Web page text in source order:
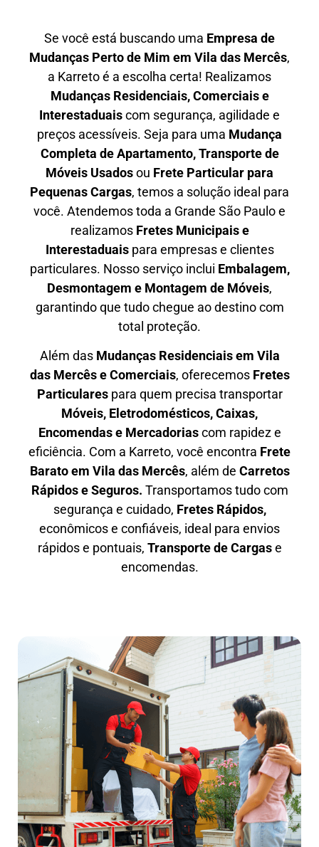
Se você está buscando uma Empresa de
Mudanças Perto de Mim em Vila das Mercês,
a Karreto é a escolha certa! Realizamos
Mudanças Residenciais, Comerciais e
Interestaduaiscom segurança, agilidade e
preços acessíveis. Seja para uma Mudança
Completa de Apartamento, Transporte de
Móveis Usadosou Frete Particular para
Pequenas Cargas, temos a solução ideal para
você. Atendemostoda a Grande São Pauloe
realizamos Fretes Municipais e
Interestaduaispara empresas e clientes
particulares. Nosso serviço inclui Embalagem,
Desmontagem e Montagem de Móveis,
garantindo que tudo chegue ao destino com
total proteção.
Além das Mudanças Residenciais em Vila
das Mercês e Comerciais, oferecemos Fretes
Particularespara quem precisa transportar
Móveis, Eletrodomésticos, Caixas,
Encomendas e Mercadoriascom rapidez e
eficiência. Com a Karreto, você encontra Frete
Barato em Vila das Mercês, além de Carretos
Rápidos e Seguros. Transportamos tudo com
segurança e cuidado, Fretes Rápidos,
econômicos e confiáveis, ideal para envios
rápidos e pontuais, Transporte de Cargase
encomendas.